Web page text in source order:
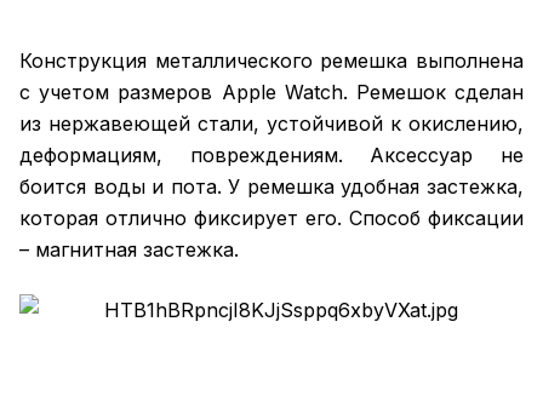
Конструкция металлического ремешка выполнена
с учетом размеров Apple Watch. Ремешок сделан
из нержавеющей стали, устойчивой к окислению,
деформациям, повреждениям. Аксессуар не
боится воды и пота. У ремешка удобная застежка,
которая отлично фиксирует его. Способ фиксации
– магнитная застежка.